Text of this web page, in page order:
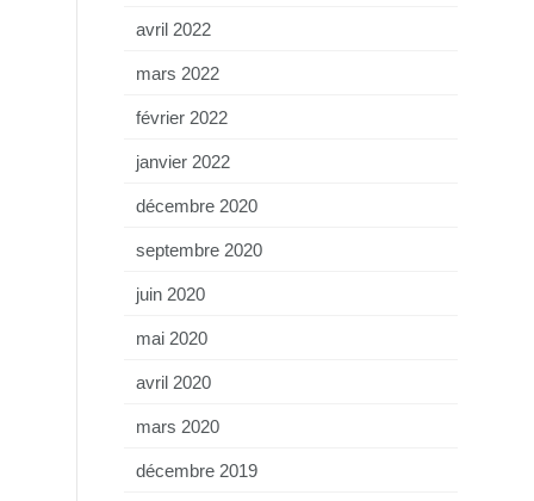
avril 2022
mars 2022
février 2022
janvier 2022
décembre 2020
septembre 2020
juin 2020
mai 2020
avril 2020
mars 2020
décembre 2019